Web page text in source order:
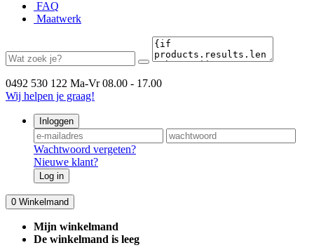
FAQ
Maatwerk
0492 530 122 Ma-Vr 08.00 - 17.00
Wij helpen je graag!
Inloggen
Wachtwoord vergeten?
Nieuwe klant?
Log in
0 Winkelmand
Mijn winkelmand
De winkelmand is leeg